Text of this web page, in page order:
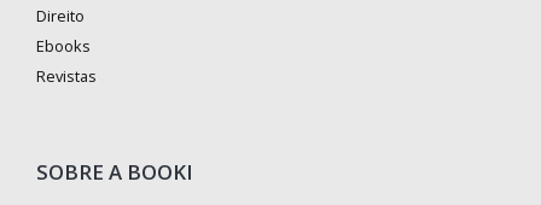
Direito
Ebooks
Revistas
SOBRE A BOOKI